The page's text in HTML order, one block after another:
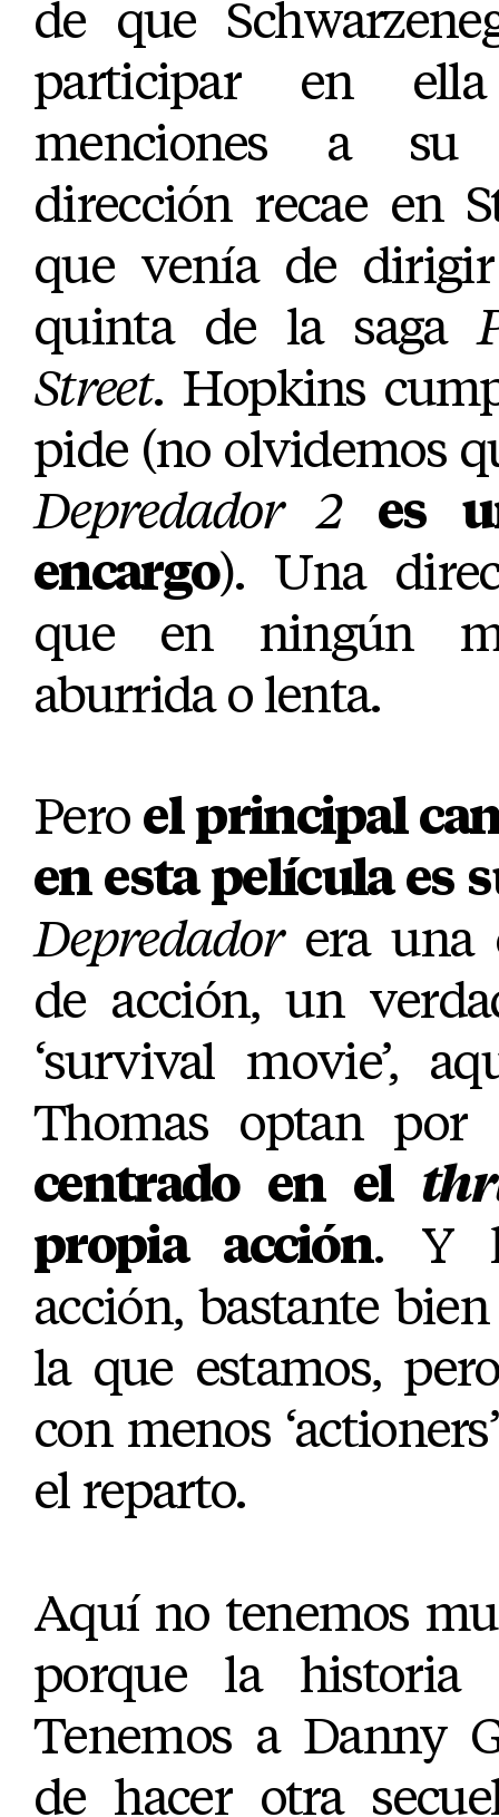
de que
participar en
menciones a su
dirección recae en
que venía de
quinta de la saga
Street. Hopkins
pide (no olvidemos
Depredador 2
es
encargo). Una
que en ningún
aburrida o lenta.
Pero el principal
en esta película es
Depredadorera una
de acción, un
‘survival movie’,
Thomas optan por
centrado en el
propia acción. Y
acción, bastante
la que estamos,
con menos
el reparto.
Aquí no tenemos
porque la historia
Tenemos a Danny
de hacer otra